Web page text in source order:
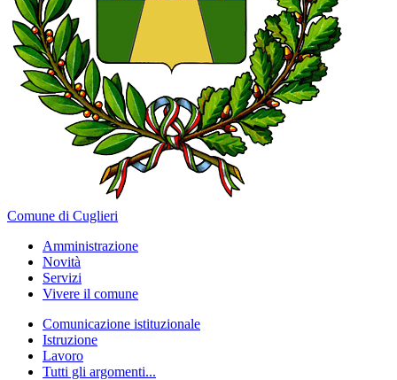
Comune di Cuglieri
Amministrazione
Novità
Servizi
Vivere il comune
Comunicazione istituzionale
Istruzione
Lavoro
Tutti gli argomenti...